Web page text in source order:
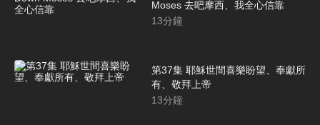
Moses 去吧摩西、我全心信靠
13分鐘
第37集 耶穌世間喜樂盼望、奉獻所
有、敬拜上帝
13分鐘